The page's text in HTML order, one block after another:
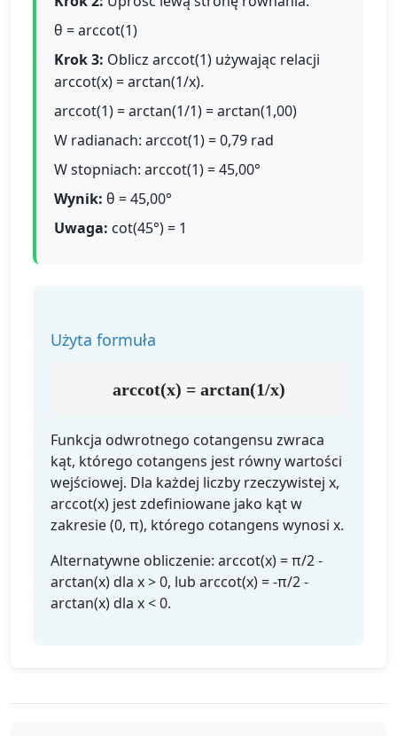
θ = arccot(1)
Krok 3: Oblicz arccot(1) używając relacji
arccot(x) = arctan(1/x).
arccot(1) = arctan(1/1) = arctan(1,00)
W radianach: arccot(1) = 0,79 rad
W stopniach: arccot(1) = 45,00°
Wynik: θ = 45,00°
Uwaga: cot(45°) = 1
Użyta formuła
arccot(x) = arctan(1/x)
Funkcja odwrotnego cotangensu zwraca
kąt, którego cotangens jest równy wartości
wejściowej. Dla każdej liczby rzeczywistej x,
arccot(x) jest zdefiniowane jako kąt w
zakresie (0, π), którego cotangens wynosi x.
Alternatywne obliczenie: arccot(x) = π/2 -
arctan(x) dla x > 0, lub arccot(x) = -π/2 -
arctan(x) dla x < 0.